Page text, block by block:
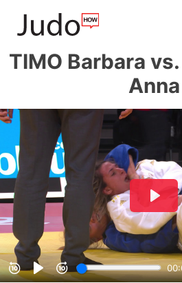
TIMO Barbara vs.
Anna